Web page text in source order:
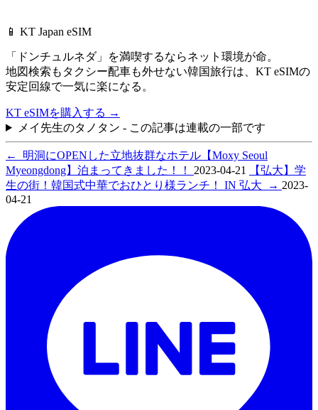
📱 KT Japan eSIM
「ドンチュルネダ」を満喫するならネット環境が命。
地図検索もタクシー配車も外せない韓国旅行は、 KT eSIMの
安定回線で一気に楽になる。
KT eSIMを購入する →
メイ先生のタノタン - この記事は連載の一部です
←
明洞にOPENした立地抜群なホテル【Moxy Seoul
Myeongdong】泊まってきました！！ 2023-04-21
【弘大】学
生の街！韓国式中華でおひとり様ランチ！ IN 弘大
→ 2023-
04-21